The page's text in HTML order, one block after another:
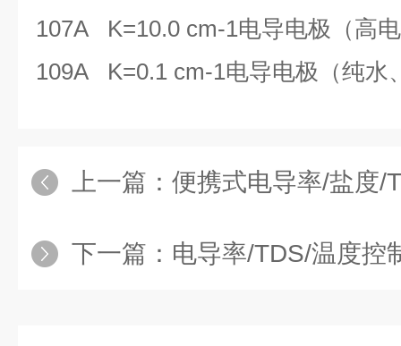
107A K=10.0 cm-1电导电极（高
109A K=0.1 cm-1电导电极（纯水
上一篇： 便携式电导率/盐度/
下一篇： 电导率/TDS/温度控